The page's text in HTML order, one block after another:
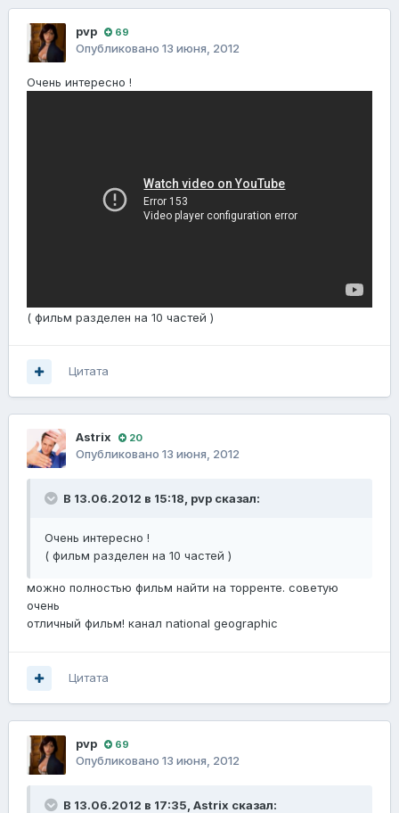
pvp 69
Опубликовано 13 июня, 2012
Очень интересно !
( фильм разделен на 10 частей )
Цитата
Astrix 20
Опубликовано 13 июня, 2012
В 13.06.2012 в 15:18, pvp сказал:
Очень интересно !
( фильм разделен на 10 частей )
можно полностью фильм найти на торренте. советую
очень
отличный фильм! канал national geographic
Цитата
pvp 69
Опубликовано 13 июня, 2012
В 13.06.2012 в 17:35, Astrix сказал: